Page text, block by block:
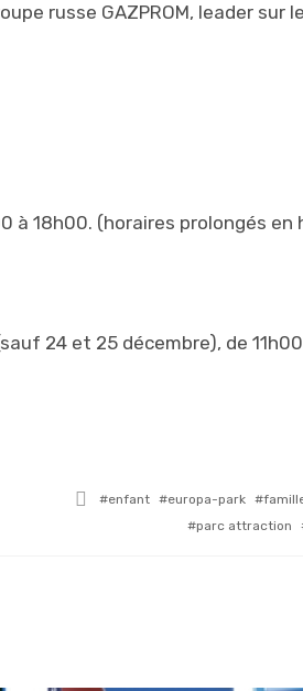
russe GAZPROM, leader sur
à 18h00. (horaires prolongés en
24 et 25 décembre), de
Tagged
enfant europa-park
parc attraction